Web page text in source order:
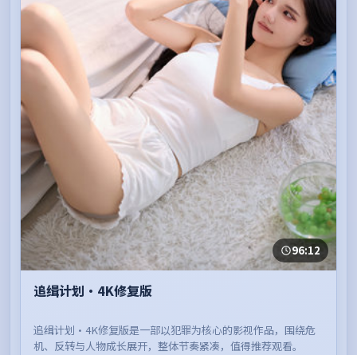
96:12
追缉计划·4K修复版
追缉计划·4K修复版是一部以犯罪为核心的影视作品，围绕危
机、反转与人物成长展开，整体节奏紧凑，值得推荐观看。